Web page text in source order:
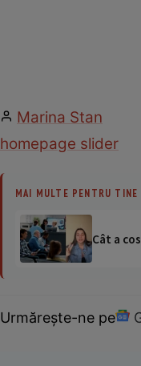
Marina Stan
homepage slider
MAI MULTE PENTRU TINE
Cât a
Urmărește-ne pe